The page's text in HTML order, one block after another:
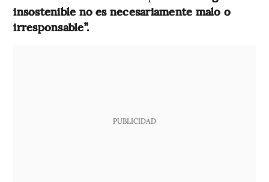
insostenible no es necesariamente malo o
irresponsable”.
PUBLICIDAD